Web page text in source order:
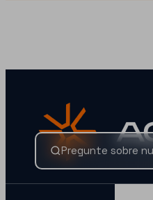
¿BUSCAS ALGO
Busca nuestros